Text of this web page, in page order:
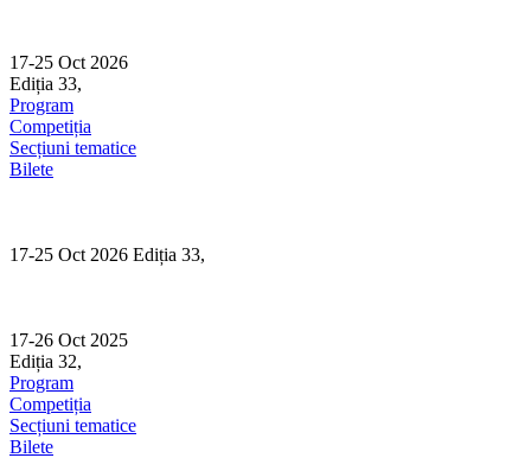
content
17-25 Oct 2026
Ediția 33,
Program
Competiția
Secțiuni tematice
Bilete
17-25 Oct 2026 Ediția 33,
17-26 Oct 2025
Ediția 32,
Program
Competiția
Secțiuni tematice
Bilete